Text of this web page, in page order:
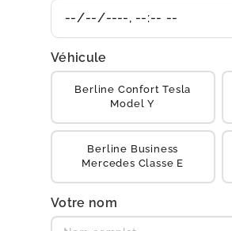
Véhicule
Berline Confort Tesla
Model Y
Berline Business
Mercedes Classe E
Votre nom